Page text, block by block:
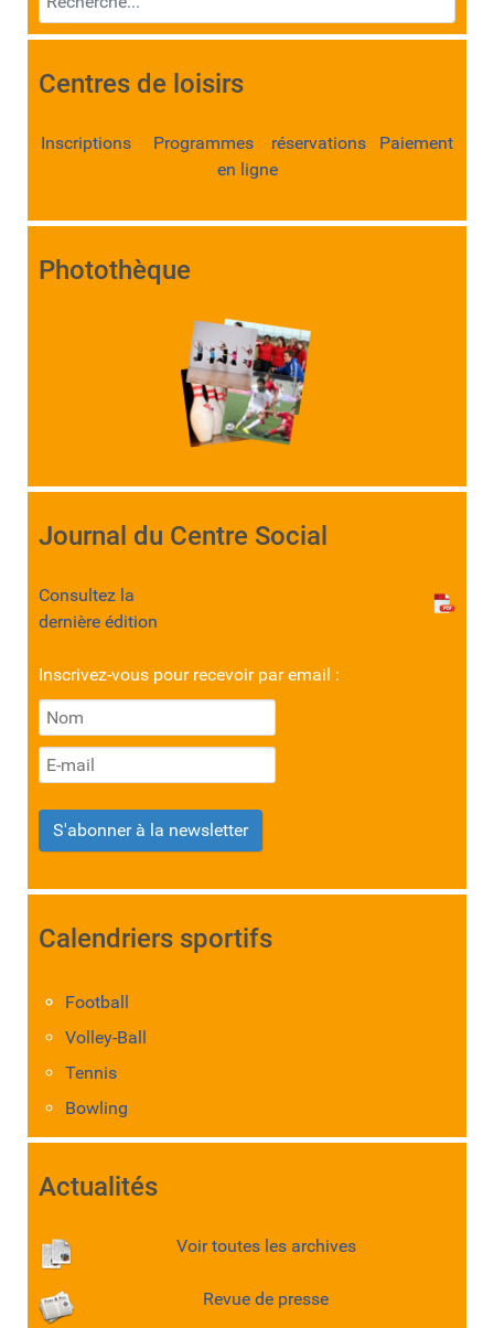
Centres de loisirs
Inscriptions Programmes réservations Paiement
en ligne
Photothèque
Journal du Centre Social
Consultez la
dernière édition
Inscrivez-vous pour recevoir par email :
S'abonner à la newsletter
Calendriers sportifs
Football
Volley-Ball
Tennis
Bowling
Actualités
Voir toutes les archives
Revue de presse